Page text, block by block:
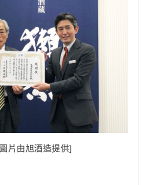
片由旭酒造提供]